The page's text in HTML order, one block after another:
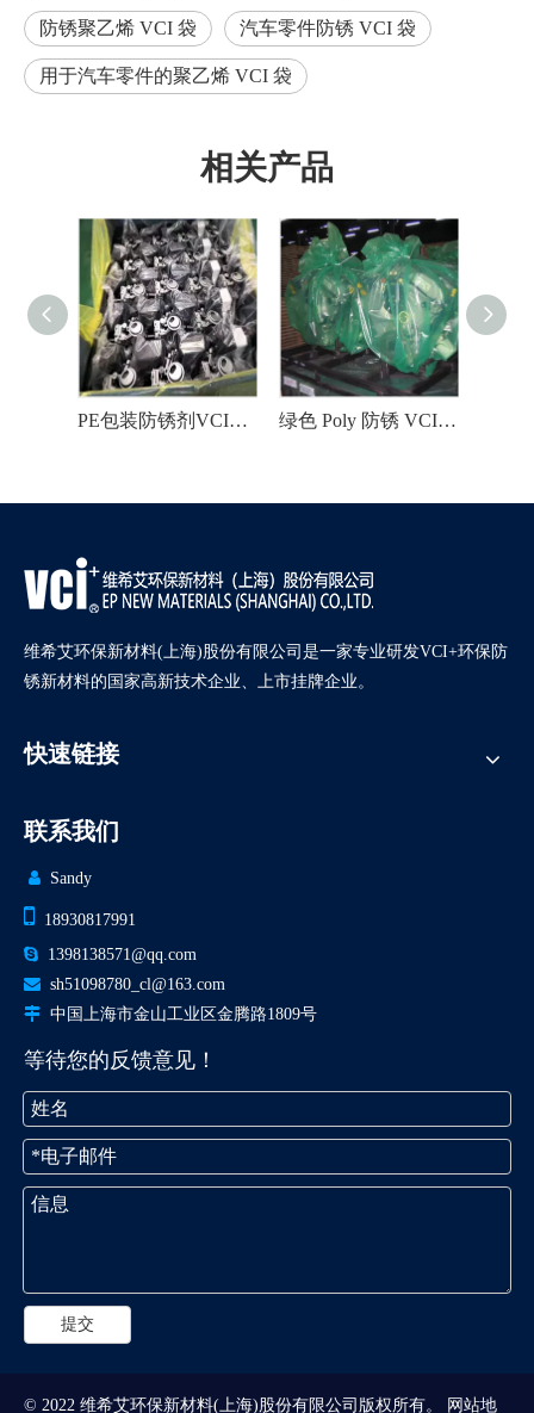
防锈聚乙烯 VCI 袋 汽车零件防锈 VCI 袋
用于汽车零件的聚乙烯 VCI 袋
相关产品
蓝色防腐储存包装VCI袋
维希艾环保新材料(上海)股份有限公司是一家专业研发VCI+环保防
锈新材料的国家高新技术企业、上市挂牌企业。
快速链接
联系我们
 Sandy
 18930817991
 1398138571@qq.com
 sh51098780_cl@163.com
 中国上海市金山工业区金腾路1809号
等待您的反馈意见！
提交
© 2022 维希艾环保新材料(上海)股份有限公司版权所有。 网站地